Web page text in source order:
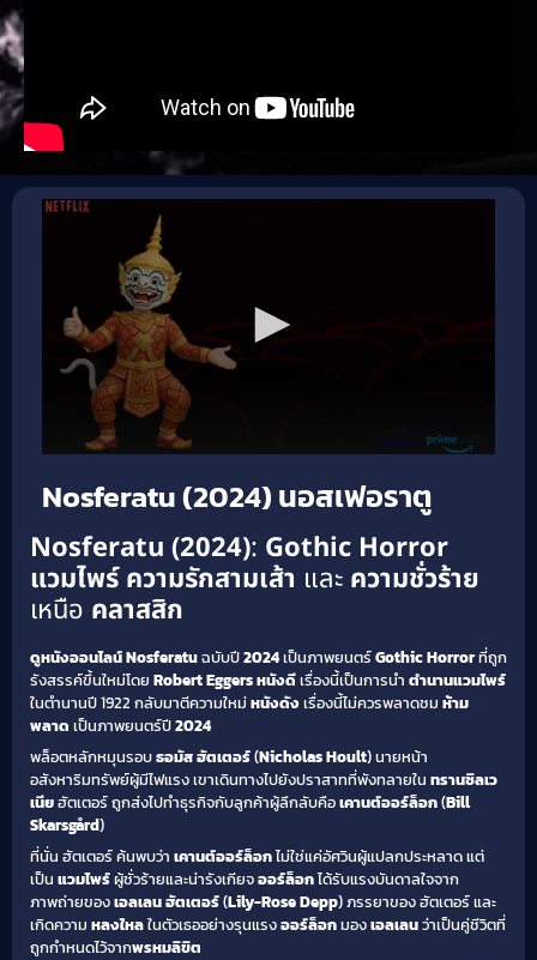
Nosferatu (2024) นอสเฟอราตู
Nosferatu (2024): Gothic Horror
แวมไพร์ ความรักสามเส้า และ ความชั่วร้าย
เหนือ คลาสสิก
ดูหนังออนไลน์Nosferatuฉบับปี2024เป็นภาพยนตร์Gothic Horrorที่ถูก
รังสรรค์ขึ้นใหม่โดย Robert Eggersหนังดีเรื่องนี้เป็นการนำ ตำนานแวมไพร์
ในตำนานปี 1922 กลับมาตีความใหม่หนังดังเรื่องนี้ไม่ควรพลาดชม ห้าม
พลาด เป็นภาพยนตร์ปี2024
พล็อตหลักหมุนรอบธอมัส ฮัตเตอร์(Nicholas Hoult) นายหน้า
อสังหาริมทรัพย์ผู้มีไฟแรง เขาเดินทางไปยังปราสาทที่พังทลายใน ทรานซิลเว
เนียฮัตเตอร์ ถูกส่งไปทำธุรกิจกับลูกค้าผู้ลึกลับคือเคานต์ออร์ล็อก(Bill
Skarsgård)
ที่นั่น ฮัตเตอร์ ค้นพบว่า เคานต์ออร์ล็อกไม่ใช่แค่อัศวินผู้แปลกประหลาด แต่
เป็น แวมไพร์ผู้ชั่วร้ายและน่ารังเกียจออร์ล็อกได้รับแรงบันดาลใจจาก
ภาพถ่ายของเอลเลน ฮัตเตอร์(Lily-Rose Depp) ภรรยาของ ฮัตเตอร์ และ
เกิดความ หลงใหลในตัวเธออย่างรุนแรงออร์ล็อกมองเอลเลนว่าเป็นคู่ชีวิตที่
ถูกกำหนดไว้จากพรหมลิขิต